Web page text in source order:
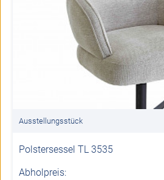
Ausstellungsstück
Polstersessel TL 3535
Abholpreis: